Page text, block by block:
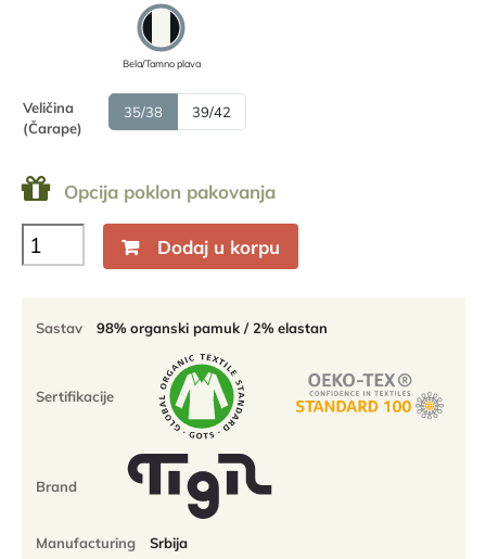
Bela/Tamno plava
Veličina
(Čarape)
35/38 39/42
Opcija poklon pakovanja
Opala
98%
dvobojne
Dodaj u korpu
Sastav 98% organski pamuk / 2% elastan
Sertifikacije
Brand
Manufacturing Srbija